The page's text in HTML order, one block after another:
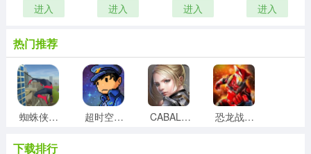
进入
进入
进入
进入
热门推荐
蜘蛛侠决战拉斯维加斯最新免费版 超时空星舰手机正版 CABALMOBILE汉化版 恐龙战队传奇战役最新免费版
下载排行